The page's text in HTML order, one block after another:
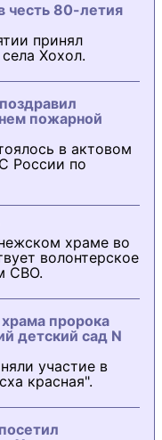
честь 80-летия
принял
Хохол.
пожарной
в актовом
России по
храме во
волонтерское
СВО.
пророка
детский сад N
участие в
красная".